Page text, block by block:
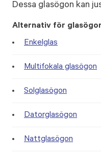
Dessa glasögon kan
Alternativ för
Enkelglas
Multifokala glasögon
Solglasögon
Datorglasögon
Nattglasögon